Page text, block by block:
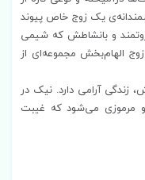
یک زوج خاص پیوند
و بانشاطش که شیمی
الهام‌بخش مجموعه‌ای از
زندگی آرامی دارد. نیک در
و مرموزی می‌شود که غیبت